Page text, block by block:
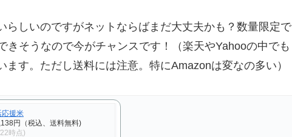
らしいのですがネットならばまだ大丈夫かも？数量限定で
きそうなので今がチャンスです！（楽天やYahooの中でも
す。ただし送料には注意。特にAmazonは変なの多い）
応援米
円（税込、送料無料)
時点)